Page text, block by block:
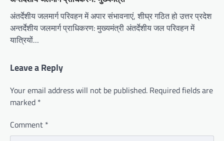
अंतर्देशीय जलमार्ग परिवहन में अपार संभावनाएं, शीघ्र गठित हो उत्तर प्रदेश
अन्तर्देशीय जलमार्ग प्राधिकरण: मुख्यमंत्री अंतर्देशीय जल परिवहन में
यात्रियों…
Leave a Reply
Your email address will not be published. Required fields are
marked *
Comment *